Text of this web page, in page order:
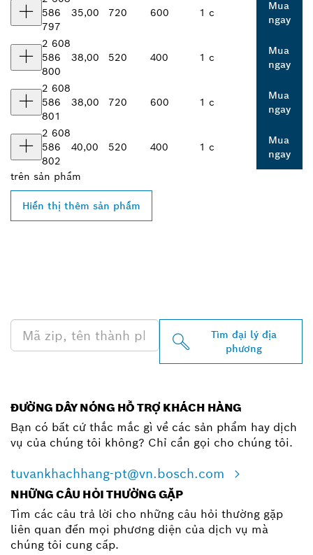
586
797
35,00 720 600 1 c
Mua
ngay
2 608
586
800
38,00 520 400 1 c
Mua
ngay
2 608
586
801
38,00 720 600 1 c
Mua
ngay
2 608
586
802
40,00 520 400 1 c
Mua
ngay
trên sản phẩm
Hiển thị thêm sản phẩm
Tìm đại lý địa
phương
ĐƯỜNG DÂY NÓNG HỖ TRỢ KHÁCH HÀNG
Bạn có bất cứ thắc mắc gì về các sản phẩm hay dịch
vụ của chúng tôi không? Chỉ cần gọi cho chúng tôi.
tuvankhachhang-pt@vn.bosch.com
NHỮNG CÂU HỎI THƯỜNG GẶP
Tìm các câu trả lời cho những câu hỏi thường gặp
liên quan đến mọi phương diện của dịch vụ mà
chúng tôi cung cấp.